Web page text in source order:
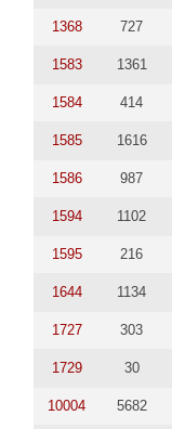
1368 727
1583 1361
1584 414
1585 1616
1586 987
1594 1102
1595 216
1644 1134
1727 303
1729 30
10004 5682